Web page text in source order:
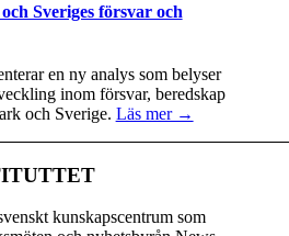
Sveriges försvar och
en ny analys som belyser
inom försvar, beredskap
och Sverige. Läs mer →
kunskapscentrum som